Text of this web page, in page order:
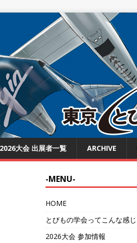
2026大会 出展者一覧 ARCHIVE
-MENU-
HOME
とびもの学会ってこんな感じ
2026大会 参加情報